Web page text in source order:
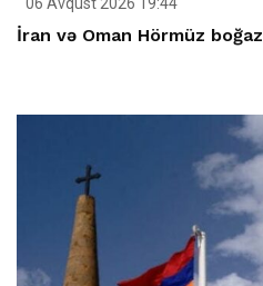
İran və Oman Hörmüz